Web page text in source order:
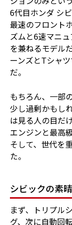
6代目ホンダ シ
最速のフロント
ズムと6速マニ
を兼ねるモデル
ーンズとTシャ
だ。
もちろん、一部
少し過剰かもし
は見る人の目だ
エンジンと最高
そして、世代を
た。
シビックの素
まず、トリプル
グ、次に自動回